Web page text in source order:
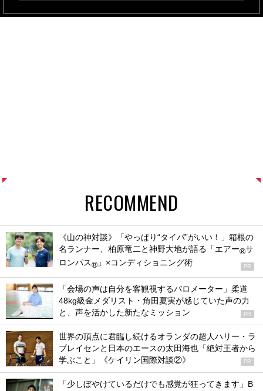
RECOMMEND
《山の神対談》「やっぱり“タイパ”がいい！」箱根の
名ランナー、柏原竜二と神野大地が語る「エアー®サ
ロンパス® 」×コンディショニング術 PR
「会場の声は自分を客観視するバロメーター」柔道
48kg級金メダリスト・角田夏実が感じていた声の力
と、声を活かした新たなミッション
PR
世界の頂点に君臨し続けるオランダの超人ハリー・ラ
ブレイセンと日本のエースの太田海也「絶対王者から
学ぶこと」《ケイリン国際対談②》
PR
「少しぼやけているだけでも感覚が狂ってきます」B